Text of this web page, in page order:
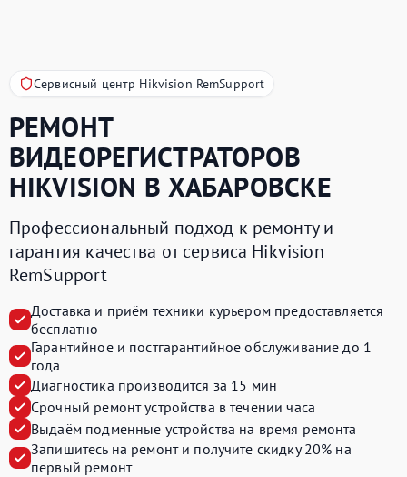
Сервисный центр Hikvision RemSupport
РЕМОНТ
ВИДЕОРЕГИСТРАТОРОВ
HIKVISION В ХАБАРОВСКЕ
Профессиональный подход к ремонту и
гарантия качества от сервиса Hikvision
RemSupport
Доставка и приём техники курьером предоставляется
бесплатно
Гарантийное и постгарантийное обслуживание до 1
года
Диагностика производится за 15 мин
Срочный ремонт устройства в течении часа
Выдаём подменные устройства на время ремонта
Запишитесь на ремонт и получите скидку 20% на
первый ремонт